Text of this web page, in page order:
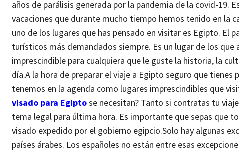
años de parálisis generada por la pandemia de la covid-19.
vacaciones que durante mucho tiempo hemos tenido en la
uno de los lugares que has pensado en visitar es Egipto. El
turísticos más demandados siempre. Es un lugar de los
imprescindible para cualquiera que le guste la historia, la
día.A la hora de preparar el viaje a Egipto seguro que
tenemos en la agenda como lugares imprescindibles que
visado para Egiptose necesitan? Tanto si contratas tu
tema legal para última hora. Es importante que sepas que
visado expedido por el gobierno egipcio.Solo hay algunas
países árabes. Los españoles no están entre esas